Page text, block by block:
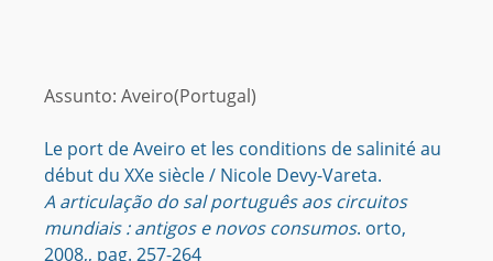
Assunto: Aveiro(Portugal)
Le port de Aveiro et les conditions de salinité au
début du XXe siècle / Nicole Devy-Vareta.
A articulação do sal português aos circuitos
mundiais : antigos e novos consumos. orto,
2008,, pag. 257-264